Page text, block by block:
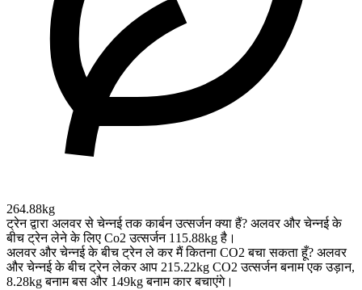
264.88kg
ट्रेन द्वारा अलवर से चेन्नई तक कार्बन उत्सर्जन क्या हैं? अलवर और चेन्नई के
बीच ट्रेन लेने के लिए Co2 उत्सर्जन 115.88kg है।
अलवर और चेन्नई के बीच ट्रेन ले कर मैं कितना CO2 बचा सकता हूँ? अलवर
और चेन्नई के बीच ट्रेन लेकर आप 215.22kg CO2 उत्सर्जन बनाम एक उड़ान,
8.28kg बनाम बस और 149kg बनाम कार बचाएंगे।